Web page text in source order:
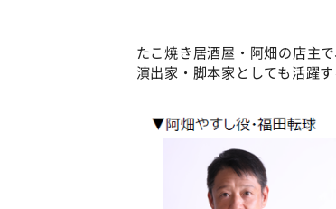
たこ焼き居酒屋・阿畑の店主
演出家・脚本家としても活躍す